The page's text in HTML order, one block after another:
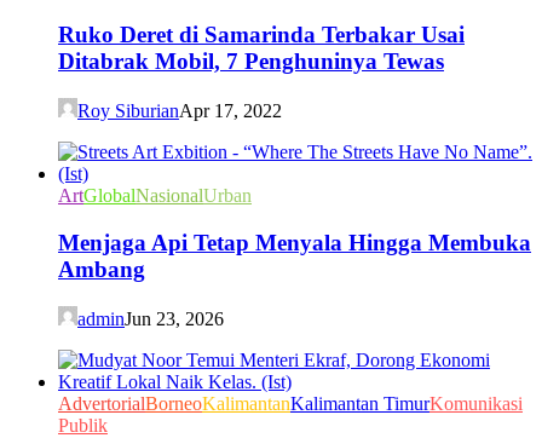
Ruko Deret di Samarinda Terbakar Usai
Ditabrak Mobil, 7 Penghuninya Tewas
Roy SiburianApr 17, 2022
ArtGlobalNasionalUrban
Menjaga Api Tetap Menyala Hingga Membuka
Ambang
adminJun 23, 2026
AdvertorialBorneoKalimantanKalimantan TimurKomunikasi
Publik